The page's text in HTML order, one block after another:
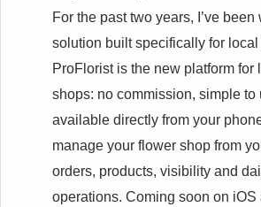
For the past two years, I’ve been
solution built specifically for local
ProFlorist is the new platform for
shops: no commission, simple to
available directly from your
manage your flower shop from
orders, products, visibility and
operations. Coming soon on iOS